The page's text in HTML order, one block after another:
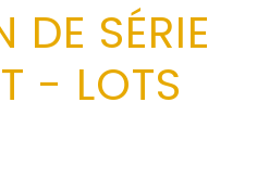
DE SÉRIE
- LOTS